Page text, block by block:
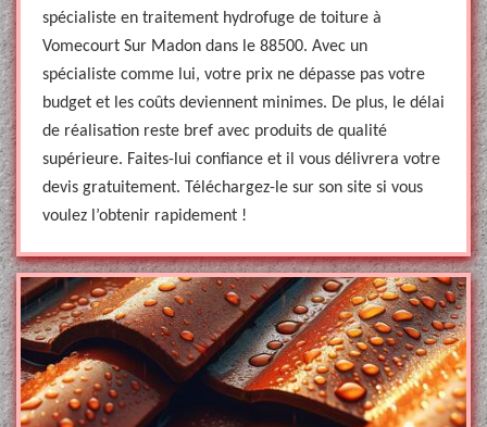
spécialiste en traitement hydrofuge de toiture à
Vomecourt Sur Madon dans le 88500. Avec un
spécialiste comme lui, votre prix ne dépasse pas votre
budget et les coûts deviennent minimes. De plus, le délai
de réalisation reste bref avec produits de qualité
supérieure. Faites-lui confiance et il vous délivrera votre
devis gratuitement. Téléchargez-le sur son site si vous
voulez l’obtenir rapidement !